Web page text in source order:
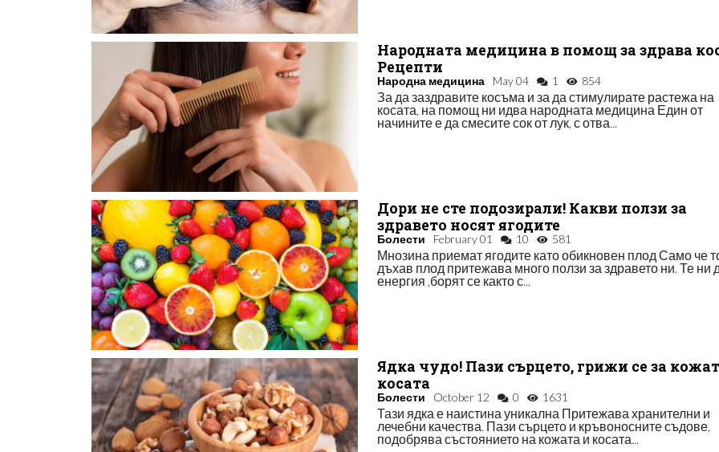
Народната медицина в помощ за здрава
Рецепти
Народна медицина May 04 1 854
За да заздравите косъма и за да стимулирате растежа на
косата, на помощ ни идва народната медицина Един от
начините е да смесите сок от лук, с отва...
Дори не сте подозирали! Какви ползи за
здравето носят ягодите
Болести February 01 10 581
Мнозина приемат ягодите като обикновен плод Само че
дъхав плод притежава много ползи за здравето ни. Те ни
енергия ,борят се както с...
Ядка чудо! Пази сърцето, грижи се за
косата
Болести October 12 0 1631
Тази ядка е наистина уникална Притежава хранителни и
лечебни качества. Пази сърцето и кръвоносните съдове,
подобрява състоянието на кожата и косата...